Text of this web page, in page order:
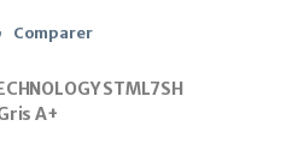
Comparer
STML7SH
A+